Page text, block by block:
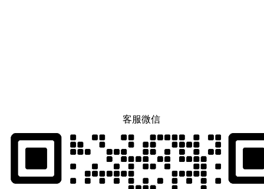
客服微信